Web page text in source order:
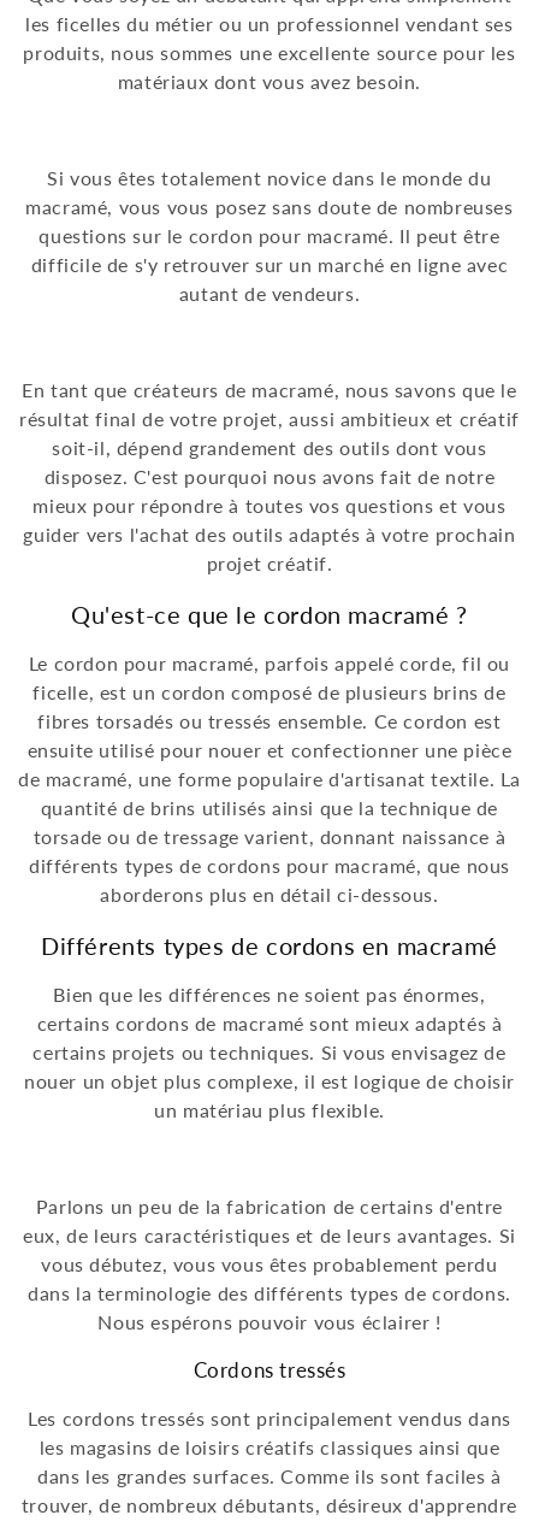
i
:
les ficelles du métier ou un professionnel vendant ses
produits, nous sommes une excellente source pour les
matériaux dont vous avez besoin.
Si vous êtes totalement novice dans le monde du
macramé, vous vous posez sans doute de nombreuses
questions sur le cordon pour macramé. Il peut être
difficile de s'y retrouver sur un marché en ligne avec
autant de vendeurs.
En tant que créateurs de macramé, nous savons que le
résultat final de votre projet, aussi ambitieux et créatif
soit-il, dépend grandement des outils dont vous
disposez. C'est pourquoi nous avons fait de notre
mieux pour répondre à toutes vos questions et vous
guider vers l'achat des outils adaptés à votre prochain
projet créatif.
Qu'est-ce que le cordon macramé ?
Le cordon pour macramé, parfois appelé corde, fil ou
ficelle, est un cordon composé de plusieurs brins de
fibres torsadés ou tressés ensemble. Ce cordon est
ensuite utilisé pour nouer et confectionner une pièce
de macramé, une forme populaire d'artisanat textile. La
quantité de brins utilisés ainsi que la technique de
torsade ou de tressage varient, donnant naissance à
différents types de cordons pour macramé, que nous
aborderons plus en détail ci-dessous.
Différents types de cordons en macramé
Bien que les différences ne soient pas énormes,
certains cordons de macramé sont mieux adaptés à
certains projets ou techniques. Si vous envisagez de
nouer un objet plus complexe, il est logique de choisir
un matériau plus flexible.
Parlons un peu de la fabrication de certains d'entre
eux, de leurs caractéristiques et de leurs avantages. Si
vous débutez, vous vous êtes probablement perdu
dans la terminologie des différents types de cordons.
Nous espérons pouvoir vous éclairer !
Cordons tressés
Les cordons tressés sont principalement vendus dans
les magasins de loisirs créatifs classiques ainsi que
dans les grandes surfaces. Comme ils sont faciles à
trouver, de nombreux débutants, désireux d'apprendre